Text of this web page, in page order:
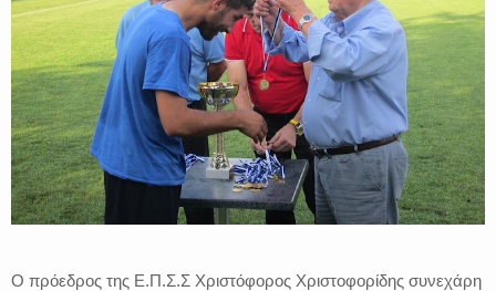
Ο πρόεδρος της Ε.Π.Σ.Σ Χριστόφορος Χριστοφορίδης συνεχάρη